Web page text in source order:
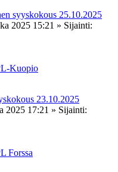
syyskokous 25.10.2025
2025 15:21 » Sijainti:
Kuopio
23.10.2025
2025 17:21 » Sijainti:
Forssa